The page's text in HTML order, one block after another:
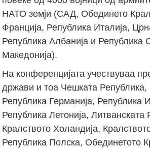
НАТО земји (САД, Обединето
Франција, Република Италија,
Република Албанија и Република
Македонија).
На конференцијата учествуваа
држави и тоа Чешката Република,
Република Германија, Република
Република Летонија, Литванската
Кралството Холандија,
Република Полска, Обединетото